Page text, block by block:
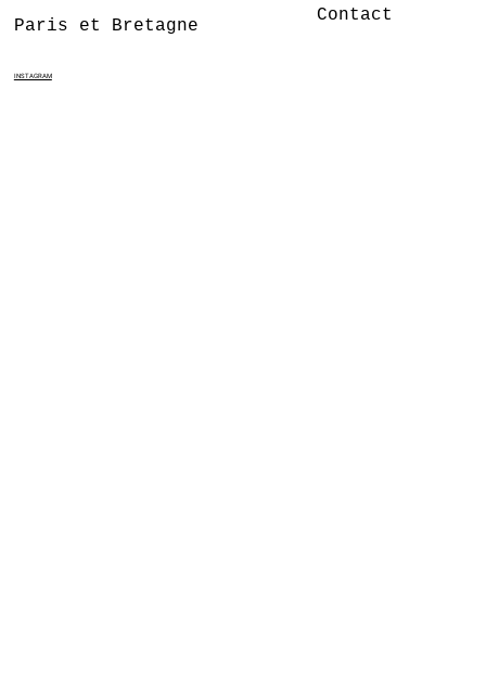
Paris et Bretagne
INSTAGRAM
Contact